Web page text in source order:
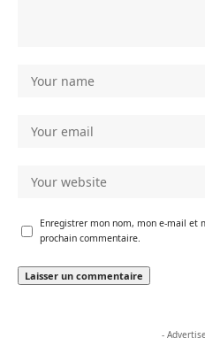
Enregistrer mon nom, mon e-mail et
prochain commentaire.
-